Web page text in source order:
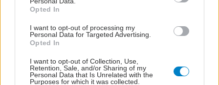
Opted In
I want to opt-out of processing my
Personal Data for Targeted Advertising.
Opted In
I want to opt-out of Collection, Use,
Retention, Sale, and/or Sharing of my
Personal Data that Is Unrelated with the
Purposes for which it was collected.
Στυτική δυσλειτουργία